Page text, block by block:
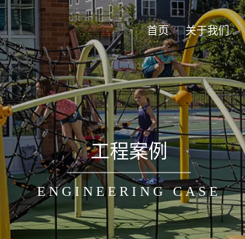
首页 关于我们
工程案例
ENGINEERING CASE